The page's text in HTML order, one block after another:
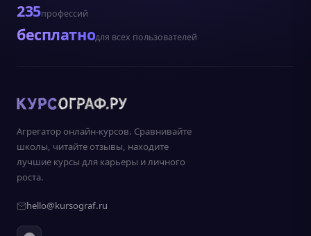
235профессий
бесплатнодля всех пользователей
Агрегатор онлайн-курсов. Сравнивайте
школы, читайте отзывы, находите
лучшие курсы для карьеры и личного
роста.
hello@kursograf.ru